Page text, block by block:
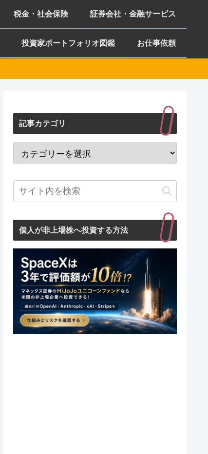
税金・社会保険 証券会社・金融サービス
投資家ポートフォリオ図鑑 お仕事依頼
記事カテゴリ
個人が非上場株へ投資する方法